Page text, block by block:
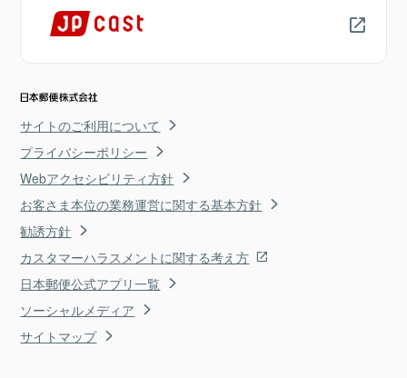
サイトのご利用について
プライバシーポリシー
Webアクセシビリティ方針
お客さま本位の業務運営に関する基本方針
勧誘方針
カスタマーハラスメントに関する考え方
日本郵便公式アプリ一覧
ソーシャルメディア
サイトマップ